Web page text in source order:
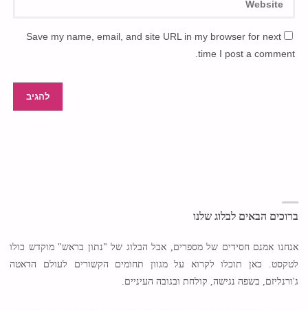
Save my name, email, and site URL in my browser for next
time I post a comment.
ברוכים הבאים לבלוג שלנו
אנחנו אמנם חסידים של מספרים, אבל הבלוג של "נתון בראש" מוקדש כולו
לטקסט. כאן תוכלו לקרוא על מגוון תחומים הקשורים לעולם הדאטה
ג'ורנליזם, בשפה נגישה, קולחת ובגובה העיניים.